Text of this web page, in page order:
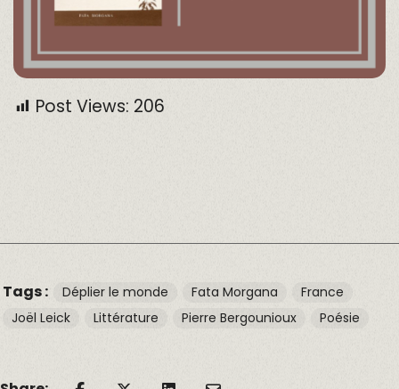
Post Views: 206
Tags : Déplier le monde Fata Morgana
France
Joël Leick
Littérature Pierre Bergounioux Poésie